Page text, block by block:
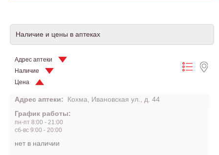
Наличие и цены в аптеках
Адрес аптеки
Наличие
Цена
Адрес аптеки:
Кохма, Ивановская ул., д. 44
График работы:
пн-пт 8:00 - 21:00
сб-вс 9:00 - 20:00
нет в наличии